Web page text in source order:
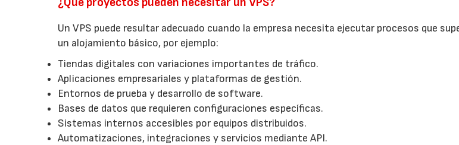
Un VPS puede resultar adecuado cuando la empresa necesita ejecutar procesos que
un alojamiento básico, por ejemplo:
Tiendas digitales con variaciones importantes de tráfico.
Aplicaciones empresariales y plataformas de gestión.
Entornos de prueba y desarrollo de software.
Bases de datos que requieren configuraciones específicas.
Sistemas internos accesibles por equipos distribuidos.
Automatizaciones, integraciones y servicios mediante API.